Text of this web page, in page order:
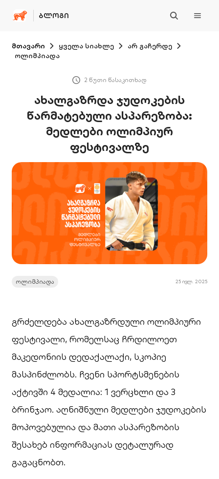
ᲑᲚᲝᲒᲘ
მთავარი ყველა სიახლე
არ გაჩერდე
ოლიმპიადა
2 წუთი წასაკითხად
ახალგაზრდა ჯუდოკების
წარმატებული ასპარეზობა:
მედლები ოლიმპიურ
ფესტივალზე
ოლიმპიადა 25 ივლ. 2025
გრძელდება ახალგაზრდული ოლიმპიური
ფესტივალი, რომელსაც ჩრდილოეთ
მაკედონიის დედაქალაქი, სკოპიე
მასპინძლობს. ჩვენი სპორტსმენების
აქტივში 4 მედალია: 1 ვერცხლი და 3
ბრინჯაო. აღნიშნული მედლები ჯუდოკების
მოპოვებულია და მათი ასპარეზობის
შესახებ ინფორმაციას დეტალურად
გაგაცნობთ.